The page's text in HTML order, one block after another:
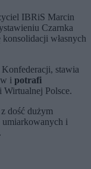
IBRiS Marcin
Czarnka
własnych
stawia
i potrafi
Wirtualnej Polsce.
dość dużym
umiarkowanych i